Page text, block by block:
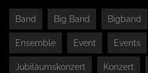
Band Big Band Bigband
Ensemble Event Events
Jubiläumskonzert Konzert